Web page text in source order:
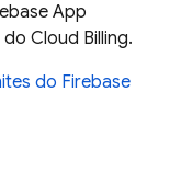
App
do Cloud Billing.
do Firebase